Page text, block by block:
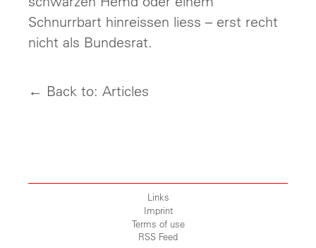
Schnurrbart hinreissen liess – erst recht
nicht als Bundesrat.
← Back to: Articles
Links
Imprint
Terms of use
RSS Feed